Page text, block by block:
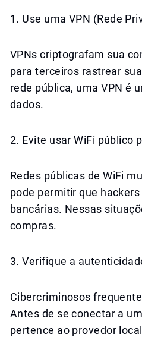
1. Use uma VPN (Rede
VPNs criptografam sua
para terceiros rastrear
rede pública, uma VPN é
dados.
2. Evite usar WiFi público
Redes públicas de WiFi
pode permitir que
bancárias. Nessas
compras.
3. Verifique a
Cibercriminosos
Antes de se conectar a
pertence ao provedor